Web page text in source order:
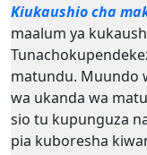
Kiukaushio cha
maalum ya
matundu. Muundo
wa ukanda wa
sio tu kupunguza
pia kuboresha